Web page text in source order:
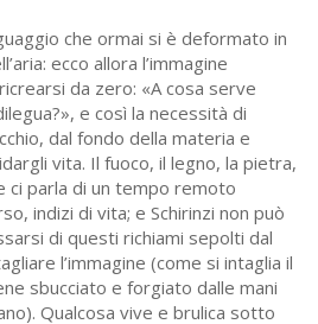
che ormai si è deformato in
ecco allora l’immagine
da zero: «A cosa serve
e così la necessità di
dal fondo della materia e
vita. Il fuoco, il legno, la pietra,
ci parla di un tempo remoto
indizi di vita; e Schirinzi non può
di questi richiami sepolti dal
l’immagine (come si intaglia il
sbucciato e forgiato dalle mani
Qualcosa vive e brulica sotto